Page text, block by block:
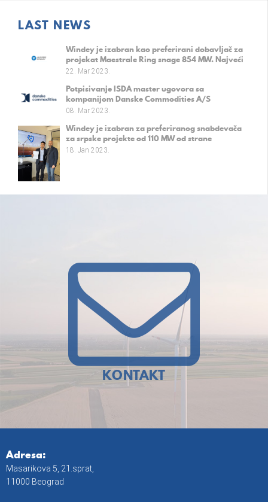
LAST NEWS
Windey je izabran kao preferirani dobavljač za
projekat Maestrale Ring snage 854 MW. Najveći
evropski vetropark na kopnu.
22. Mar 2023.
Potpisivanje ISDA master ugovora sa
kompanijom Danske Commodities A/S
08. Mar 2023.
Windey je izabran za preferiranog snabdevača
za srpske projekte od 110 MW od strane
kompanije Fintel Energija a.d.
18. Jan 2023.
KONTAKT
Adresa:
Masarikova 5, 21.sprat,
11000 Beograd